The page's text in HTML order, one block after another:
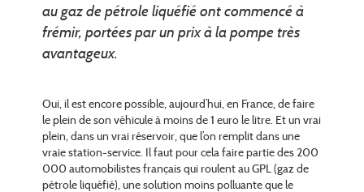
au gaz de pétrole liquéfié ont commencé à
frémir, portées par un prix à la pompe très
avantageux.
Oui, il est encore possible, aujourd’hui, en France, de faire
le plein de son véhicule à moins de 1 euro le litre. Et un vrai
plein, dans un vrai réservoir, que l’on remplit dans une
vraie station-service. Il faut pour cela faire partie des 200
000 automobilistes français qui roulent au GPL (gaz de
pétrole liquéfié), une solution moins polluante que le